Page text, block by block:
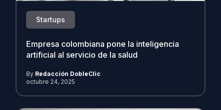
Startups
Empresa colombiana pone la inteligencia
artificial al servicio de la salud
By Redacción DobleClic
octubre 24, 2025